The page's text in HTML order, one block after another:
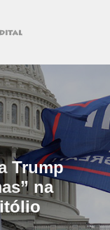
Trump
na